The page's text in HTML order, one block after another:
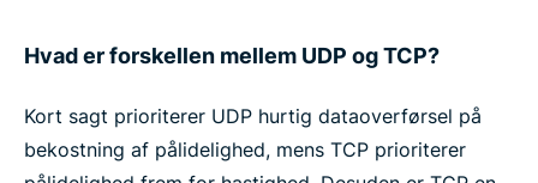
Hvad er forskellen mellem UDP og TCP?
Kort sagt prioriterer UDP hurtig dataoverførsel på
bekostning af pålidelighed, mens TCP prioriterer